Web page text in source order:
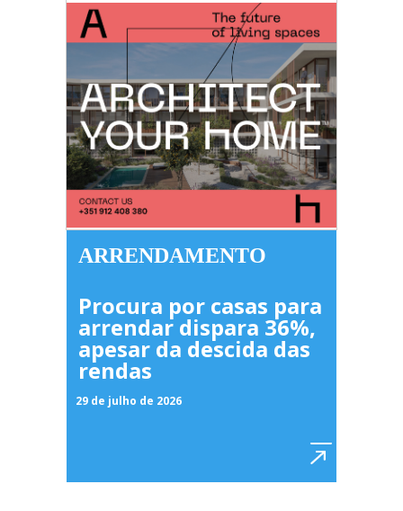
ARRENDAMENTO
Procura por casas para
arrendar dispara 36%,
apesar da descida das
rendas
29 de julho de 2026